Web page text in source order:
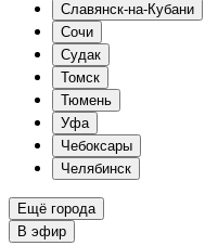
Славянск-на-Кубани
Сочи
Судак
Томск
Тюмень
Уфа
Чебоксары
Челябинск
Ещё города
В эфир